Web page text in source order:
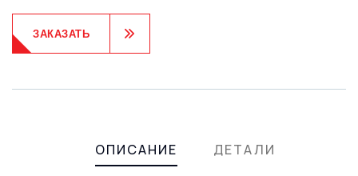
ЗАКАЗАТЬ
ОПИСАНИЕ ДЕТАЛИ